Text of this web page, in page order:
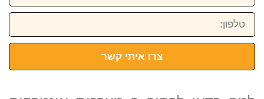
טלפון:
צרו איתי קשר